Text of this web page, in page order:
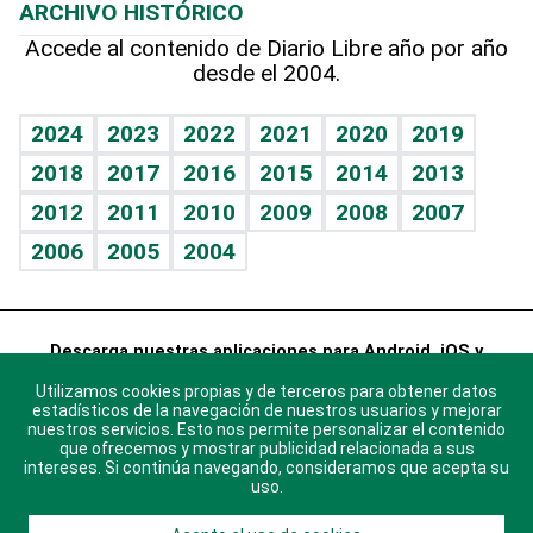
Hablando con el pediatra
Vida y familia
Eñe
Celebrando la vida
Sin complejos
En pocas palabras
Escuchando al corazón
Economía Personal
Consulta Libre
BRV
TBT Deportivo
Columnistas
Más firmas
Hecho en casa
Guía del dinero
Cumpleaños
Horóscopos
Juegos
ARCHIVO HISTÓRICO
Accede al contenido de Diario Libre año por año
desde el 2004.
2024 2023 2022 2021 2020
2019
2018
2017 2016 2015 2014
2013
2012
2011 2010 2009 2008
2007
2006
2005 2004
Descarga nuestras aplicaciones para Android, iOS y
Utilizamos cookies propias y de terceros para obtener datos
estadísticos de la navegación de nuestros usuarios y mejorar
nuestros servicios. Esto nos permite personalizar el contenido
que ofrecemos y mostrar publicidad relacionada a sus
intereses. Si continúa navegando, consideramos que acepta su
uso.